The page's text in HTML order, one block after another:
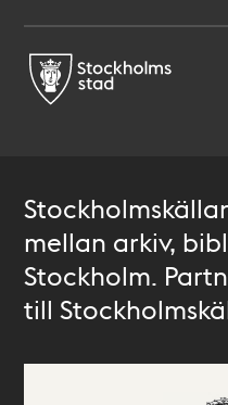
mellan arkiv,
Stockholm.
till